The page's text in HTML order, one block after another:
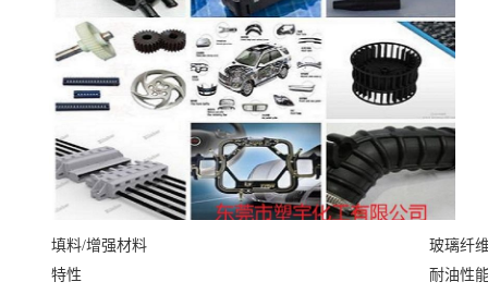
填料/增强材料
玻璃纤
特性
耐油性